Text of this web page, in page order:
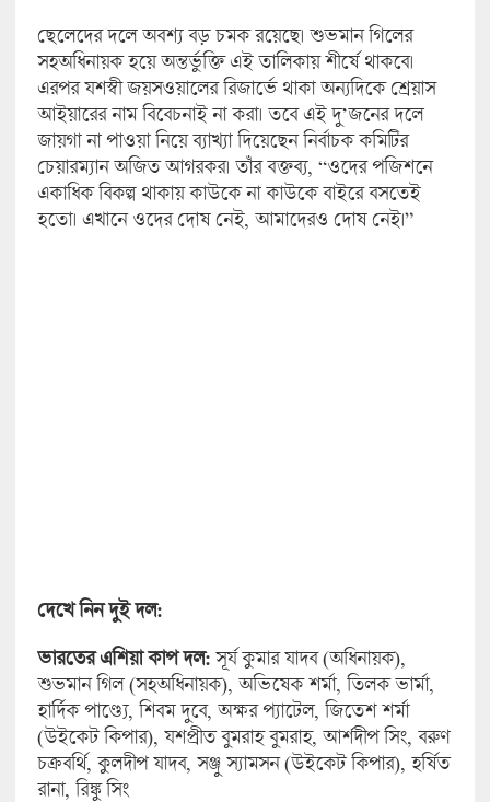
ছেলেদের দলে অবশ্য বড় চমক রয়েছে। শুভমান গিলের
সহঅধিনায়ক হয়ে অন্তর্ভুক্তি এই তালিকায় শীর্ষে থাকবে।
এরপর যশস্বী জয়সওয়ালের রিজার্ভে থাকা অন্যদিকে শ্রেয়াস
আইয়ারের নাম বিবেচনাই না করা। তবে এই দু’জনের দলে
জায়গা না পাওয়া নিয়ে ব্যাখ্যা দিয়েছেন নির্বাচক কমিটির
চেয়ারম্যান অজিত আগরকর। তাঁর বক্তব্য, “ওদের পজিশনে
একাধিক বিকল্প থাকায় কাউকে না কাউকে বাইরে বসতেই
হতো। এখানে ওদের দোষ নেই, আমাদেরও দোষ নেই।”
দেখে নিন দুই দল:
ভারতের এশিয়া কাপ দল:সূর্য কুমার যাদব (অধিনায়ক),
শুভমান গিল (সহঅধিনায়ক), অভিষেক শর্মা, তিলক ভার্মা,
হার্দিক পাণ্ড্যে, শিবম দুবে, অক্ষর প্যাটেল, জিতেশ শর্মা
(উইকেট কিপার), যশপ্রীত বুমরাহ বুমরাহ, আর্শদীপ সিং, বরুণ
চক্রবর্থি, কুলদীপ যাদব, সঞ্জু স্যামসন (উইকেট কিপার), হর্ষিত
রানা, রিঙ্কু সিং